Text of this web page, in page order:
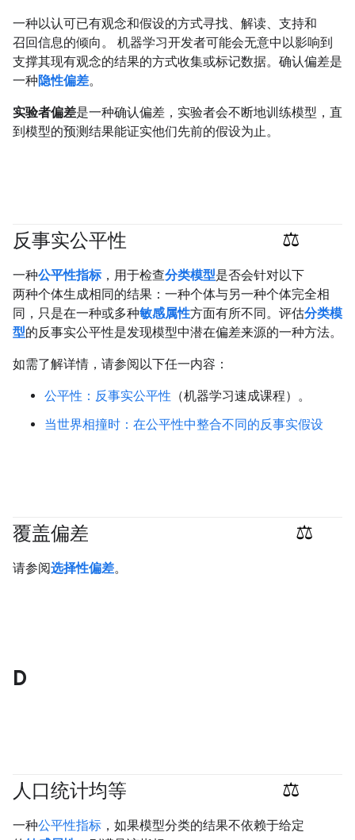
一种以认可已有观念和假设的方式寻找、解读、支持和
召回信息的倾向。 机器学习开发者可能会无意中以影响到
支撑其现有观念的结果的方式收集或标记数据。确认偏差是
一种隐性偏差。
实验者偏差是一种确认偏差，实验者会不断地训练模型，直
到模型的预测结果能证实他们先前的假设为止。
反事实公平性 #Metric
一种公平性指标，用于检查分类模型是否会针对以下
两种个体生成相同的结果：一种个体与另一种个体完全相
同，只是在一种或多种敏感属性方面有所不同。评估分类模
型的反事实公平性是发现模型中潜在偏差来源的一种方法。
如需了解详情，请参阅以下任一内容：
公平性：反事实公平性 （机器学习速成课程）。
当世界相撞时：在公平性中整合不同的反事实假设
覆盖偏差
请参阅选择性偏差。
D
人口统计均等 #Metric
一种公平性指标 ，如果模型分类的结果不依赖于给定